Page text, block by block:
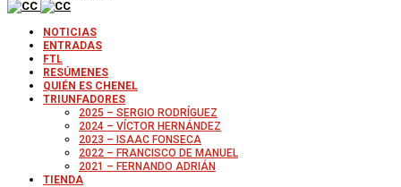
NOTICIAS
ENTRADAS
FTL
RESÚMENES
QUIÉN ES CHENEL
TRIUNFADORES
2025 – SERGIO RODRÍGUEZ
2024 – VÍCTOR HERNÁNDEZ
2023 – ISAAC FONSECA
2022 – FRANCISCO DE MANUEL
2021 – FERNANDO ADRIÁN
TIENDA